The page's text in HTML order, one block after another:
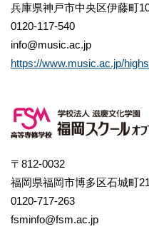
兵庫県神戸市中央区伊藤町
0120-117-540
info@music.ac.jp
https://www.music.ac.jp/
〒812-0032
福岡県福岡市博多区石城町
0120-717-263
fsminfo@fsm.ac.jp